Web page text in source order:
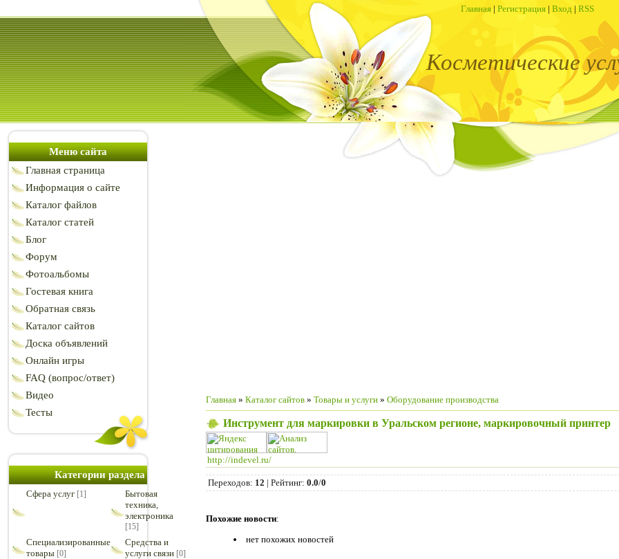
Главная | Регистрация | Вход | RSS
Косметические
Меню сайта
Главная страница
Информация о сайте
Каталог файлов
Каталог статей
Блог
Форум
Фотоальбомы
Гостевая книга
Обратная связь
Каталог сайтов
Доска объявлений
Онлайн игры
FAQ (вопрос/ответ)
Видео
Тесты
Категории раздела
Cфера услуг [1]
Бытовая
техника,
электроника
[15]
Специализированные
товары [0]
Средства и
услуги связи [0]
Главная » Каталог сайтов » Товары и услуги » Оборудование производства
Инструмент для маркировки в Уральском регионе, маркировочный принтер
http://indevel.ru/
Переходов: 12 | Рейтинг: 0.0/0
Похожие новости:
нет похожих новостей